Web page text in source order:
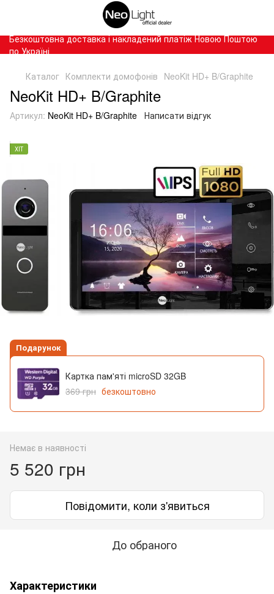
Безкоштовна доставка і накладений платіж Новою Поштою
по Україні
Каталог Комплекти домофонів NeoKit HD+ B/Graphite
NeoKit HD+ B/Graphite
Артикул: NeoKit HD+ B/Graphite Написати відгук
ХІТ
Подарунок
Картка пам'яті microSD 32GB
369 грн безкоштовно
Немає в наявності
5 520 грн
Повідомити, коли з'явиться
До обраного
Характеристики